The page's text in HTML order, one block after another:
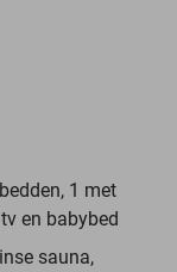
1 met
en babybed
sauna,